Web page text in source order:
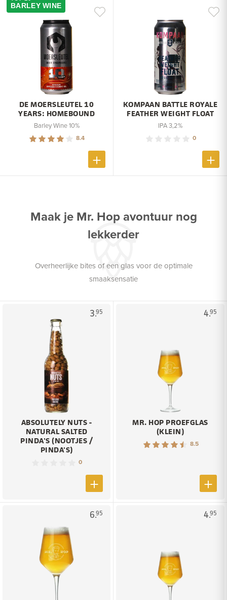
BARLEY WINE
DE MOERSLEUTEL 10
YEARS: HOMEBOUND
Barley Wine 10%
8.4
KOMPAAN BATTLE ROYALE
FEATHER WEIGHT FLOAT
IPA 3,2%
0
Maak je Mr. Hop avontuur nog
lekkerder
Overheerlijke bites of een glas voor de optimale
smaaksensatie
3.95
ABSOLUTELY NUTS -
NATURAL SALTED
PINDA'S (NOOTJES /
PINDA'S)
0
4.95
MR. HOP PROEFGLAS
(KLEIN)
8.5
6.95 4.95